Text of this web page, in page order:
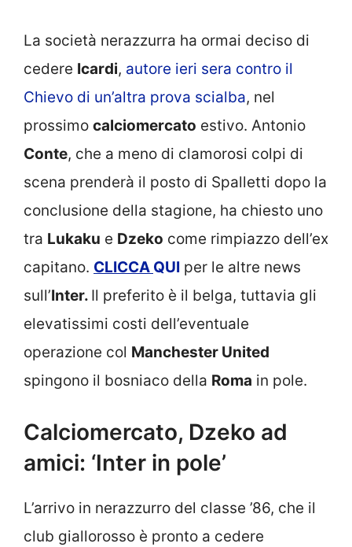
La società nerazzurra ha ormai deciso di
cedere Icardi, autore ieri sera contro il
Chievo di un’altra prova scialba, nel
prossimo calciomercato estivo. Antonio
Conte, che a meno di clamorosi colpi di
scena prenderà il posto di Spalletti dopo la
conclusione della stagione, ha chiesto uno
tra Lukaku e Dzeko come rimpiazzo dell’ex
capitano. CLICCA QUI per le altre news
sull’Inter. Il preferito è il belga, tuttavia gli
elevatissimi costi dell’eventuale
operazione col Manchester United
spingono il bosniaco della Roma in pole.
Calciomercato, Dzeko ad
amici: ‘Inter in pole’
L’arrivo in nerazzurro del classe ’86, che il
club giallorosso è pronto a cedere